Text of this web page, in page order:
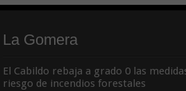
La Gomera
El Cabildo rebaja a grado 0 las
riesgo de incendios forestales